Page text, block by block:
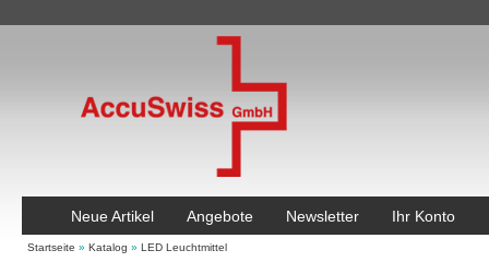
Neue Artikel Angebote Newsletter Ihr Konto
Startseite » Katalog » LED Leuchtmittel